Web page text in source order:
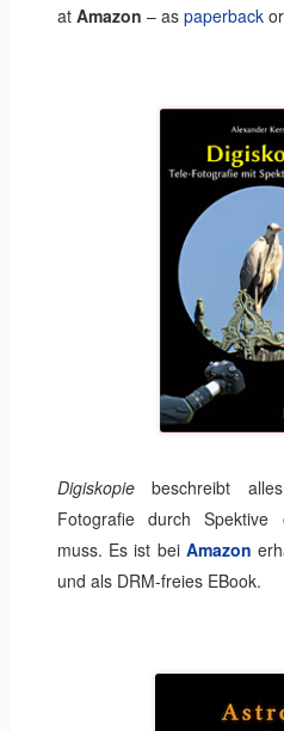
at Amazon – as paperbackor
Digiskopiebeschreibt
Fotografie durch Spektive
muss. Es ist bei Amazon
und als DRM-freies EBook.